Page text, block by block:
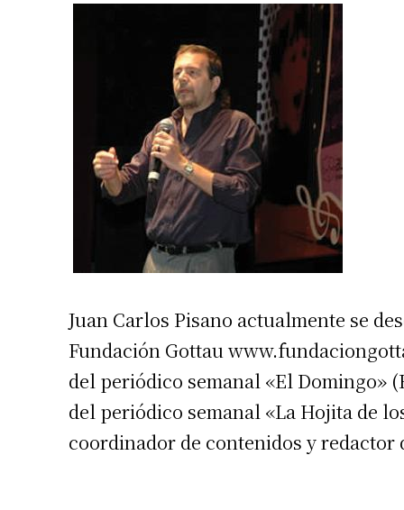
Juan Carlos Pisano actualmente se
Fundación Gottau
del periódico semanal «El Domingo»
del periódico semanal «La Hojita de
coordinador de contenidos y